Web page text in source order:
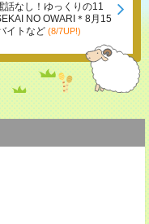
話なし！ゆっくりの11
NO OWARI＊8月15
イトなど (8/7UP!)